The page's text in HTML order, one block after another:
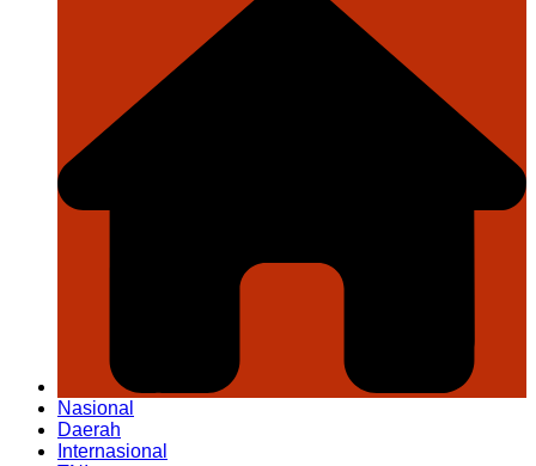
Nasional
Daerah
Internasional